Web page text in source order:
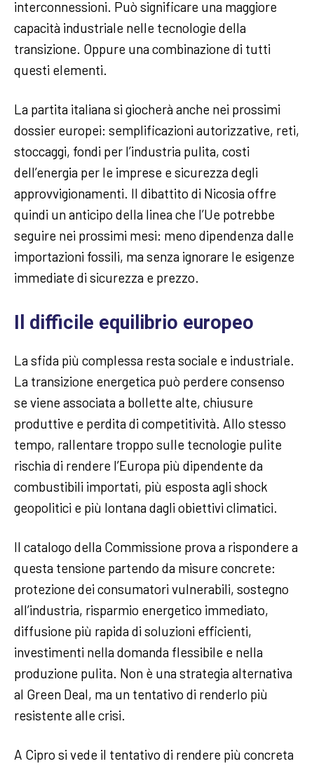
interconnessioni. Può significare una maggiore
capacità industriale nelle tecnologie della
transizione. Oppure una combinazione di tutti
questi elementi.
La partita italiana si giocherà anche nei prossimi
dossier europei: semplificazioni autorizzative, reti,
stoccaggi, fondi per l’industria pulita, costi
dell’energia per le imprese e sicurezza degli
approvvigionamenti. Il dibattito di Nicosia offre
quindi un anticipo della linea che l’Ue potrebbe
seguire nei prossimi mesi: meno dipendenza dalle
importazioni fossili, ma senza ignorare le esigenze
immediate di sicurezza e prezzo.
Il difficile equilibrio europeo
La sfida più complessa resta sociale e industriale.
La transizione energetica può perdere consenso
se viene associata a bollette alte, chiusure
produttive e perdita di competitività. Allo stesso
tempo, rallentare troppo sulle tecnologie pulite
rischia di rendere l’Europa più dipendente da
combustibili importati, più esposta agli shock
geopolitici e più lontana dagli obiettivi climatici.
Il catalogo della Commissione prova a rispondere a
questa tensione partendo da misure concrete:
protezione dei consumatori vulnerabili, sostegno
all’industria, risparmio energetico immediato,
diffusione più rapida di soluzioni efficienti,
investimenti nella domanda flessibile e nella
produzione pulita. Non è una strategia alternativa
al Green Deal, ma un tentativo di renderlo più
resistente alle crisi.
A Cipro si vede il tentativo di rendere più concreta